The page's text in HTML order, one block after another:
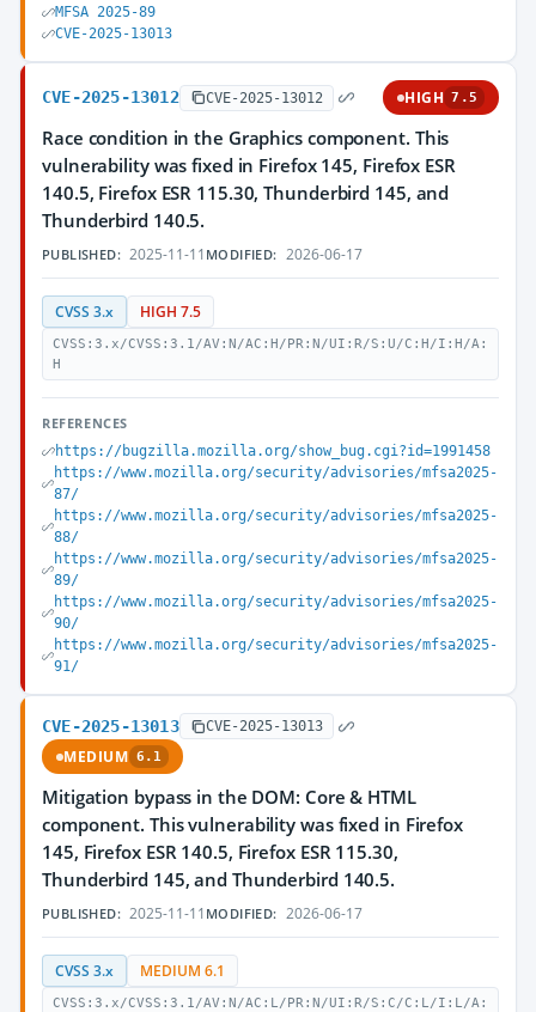
MFSA 2025-89
CVE-2025-13013
CVE-2025-13012 CVE-2025-13012 HIGH 7.5
Race condition in the Graphics component. This
vulnerability was fixed in Firefox 145, Firefox ESR
140.5, Firefox ESR 115.30, Thunderbird 145, and
Thunderbird 140.5.
PUBLISHED: 2025-11-11 MODIFIED: 2026-06-17
CVSS 3.x HIGH 7.5
CVSS:3.x/CVSS:3.1/AV:N/AC:H/PR:N/UI:R/S:U/C:H/I:H/A:
H
REFERENCES
https://bugzilla.mozilla.org/show_bug.cgi?id=1991458
https://www.mozilla.org/security/advisories/mfsa2025-
87/
https://www.mozilla.org/security/advisories/mfsa2025-
88/
https://www.mozilla.org/security/advisories/mfsa2025-
89/
https://www.mozilla.org/security/advisories/mfsa2025-
90/
https://www.mozilla.org/security/advisories/mfsa2025-
91/
CVE-2025-13013 CVE-2025-13013
MEDIUM 6.1
Mitigation bypass in the DOM: Core & HTML
component. This vulnerability was fixed in Firefox
145, Firefox ESR 140.5, Firefox ESR 115.30,
Thunderbird 145, and Thunderbird 140.5.
PUBLISHED: 2025-11-11 MODIFIED: 2026-06-17
CVSS 3.x MEDIUM 6.1
CVSS:3.x/CVSS:3.1/AV:N/AC:L/PR:N/UI:R/S:C/C:L/I:L/A: